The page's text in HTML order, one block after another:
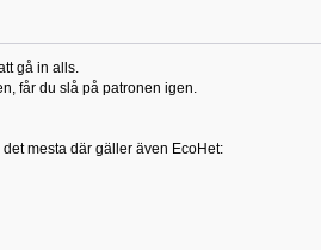
gå in alls.
får du slå på patronen igen.
mesta där gäller även EcoHet: